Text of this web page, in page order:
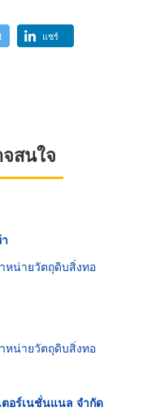
แชร์
สนใจ
หน่ายวัตถุดิบสิ่งทอ
หน่ายวัตถุดิบสิ่งทอ
อร์เนชั่นแนล จำกัด